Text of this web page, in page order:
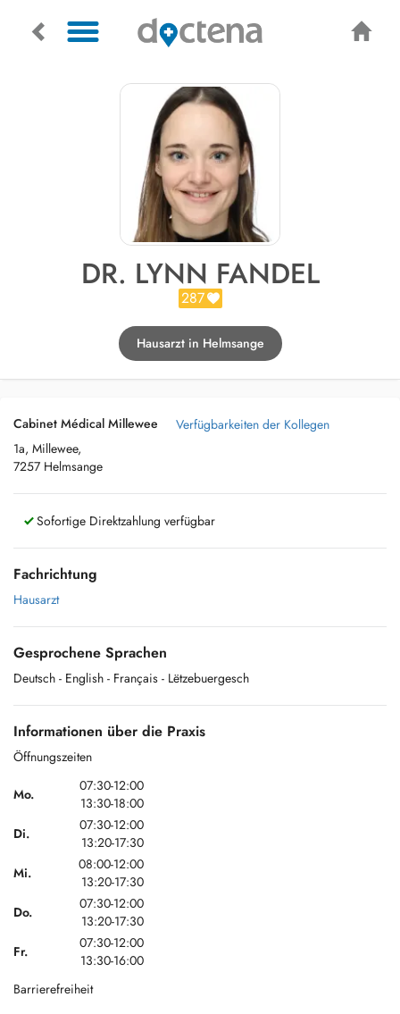
DR. LYNN FANDEL
287
Hausarzt in Helmsange
Cabinet Médical Millewee
1a, Millewee,
7257 Helmsange
Verfügbarkeiten der Kollegen
Sofortige Direktzahlung verfügbar
Fachrichtung
Hausarzt
Gesprochene Sprachen
Deutsch - English - Français - Lëtzebuergesch
Informationen über die Praxis
Öffnungszeiten
Mo.
07:30-12:00
13:30-18:00
Di.
07:30-12:00
13:20-17:30
Mi.
08:00-12:00
13:20-17:30
Do.
07:30-12:00
13:20-17:30
Fr.
07:30-12:00
13:30-16:00
Barrierefreiheit